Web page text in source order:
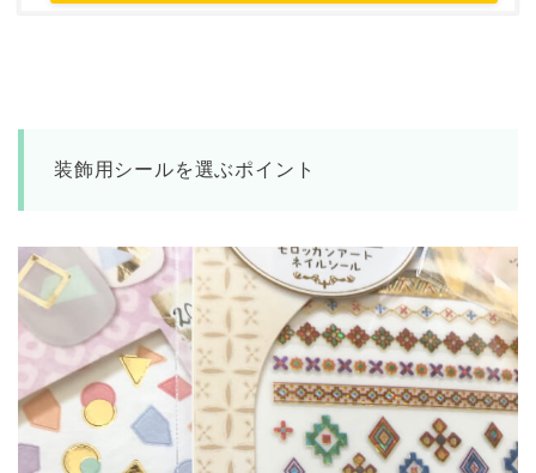
装飾用シールを選ぶポイント